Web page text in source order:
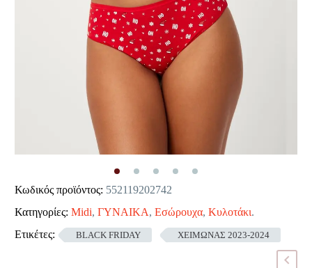
Κωδικός προϊόντος: 552119202742
Κατηγορίες: Midi, ΓΥΝΑΙΚΑ, Εσώρουχα, Κυλοτάκι.
Ετικέτες:
BLACK FRIDAY ΧΕΙΜΩΝΑΣ 2023-2024